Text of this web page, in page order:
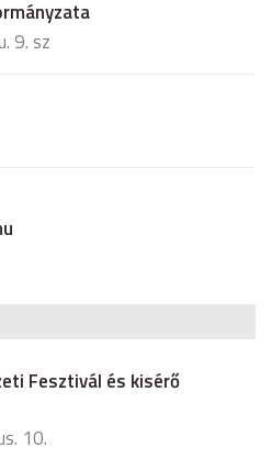
9. sz
Fesztivál és kisérő
10.